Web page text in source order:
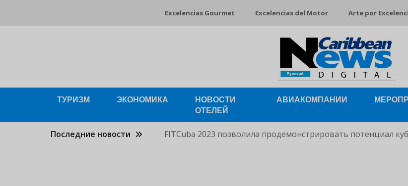
Excelencias Gourmet Excelencias del Motor Arte por
ТУРИЗМ ЭКОНОМИКА
НОВОСТИ
ОТЕЛЕЙ
АВИАКОМПАНИИ
Последние новости FITCuba 2023 позволила продемонстрировать потенциал